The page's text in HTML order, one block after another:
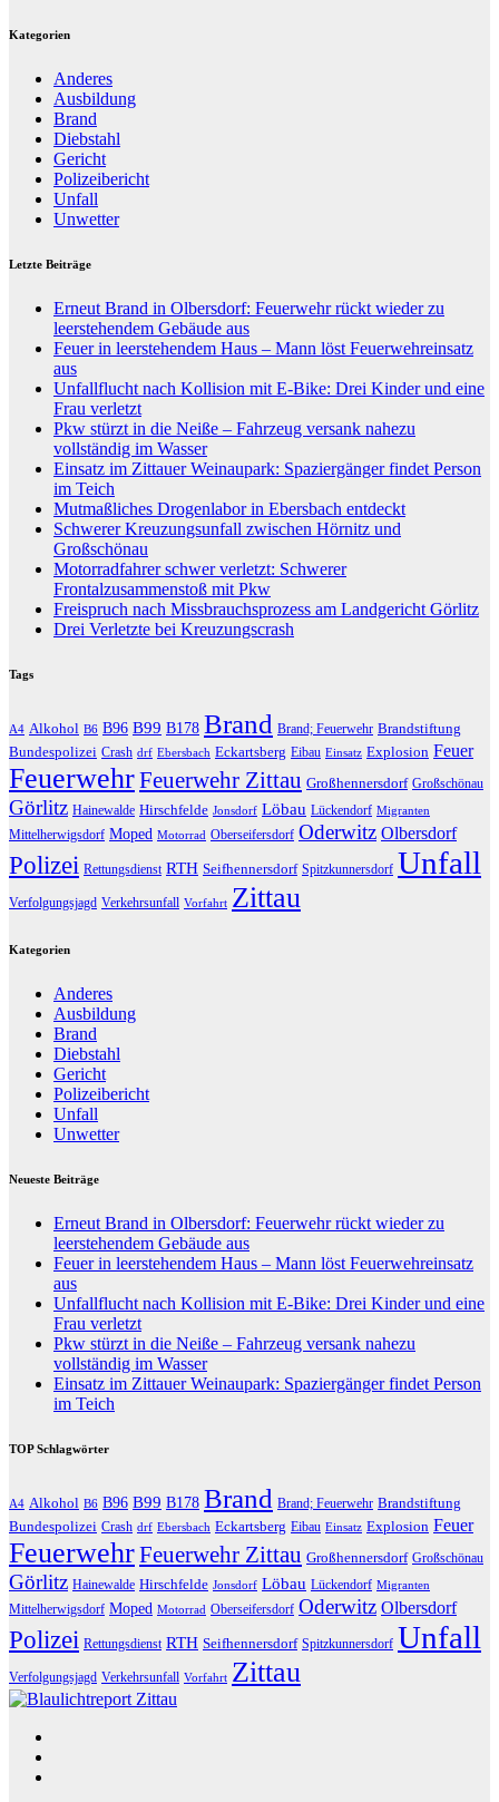
Kategorien
Anderes
Ausbildung
Brand
Diebstahl
Gericht
Polizeibericht
Unfall
Unwetter
Letzte Beiträge
Erneut Brand in Olbersdorf: Feuerwehr rückt wieder zu
leerstehendem Gebäude aus
Feuer in leerstehendem Haus – Mann löst Feuerwehreinsatz
aus
Unfallflucht nach Kollision mit E-Bike: Drei Kinder und eine
Frau verletzt
Pkw stürzt in die Neiße – Fahrzeug versank nahezu
vollständig im Wasser
Einsatz im Zittauer Weinaupark: Spaziergänger findet Person
im Teich
Mutmaßliches Drogenlabor in Ebersbach entdeckt
Schwerer Kreuzungsunfall zwischen Hörnitz und
Großschönau
Motorradfahrer schwer verletzt: Schwerer
Frontalzusammenstoß mit Pkw
Freispruch nach Missbrauchsprozess am Landgericht Görlitz
Drei Verletzte bei Kreuzungscrash
Tags
A4 Alkohol B6 B96 B99 B178 Brand Brand; Feuerwehr Brandstiftung
Bundespolizei Crash drf Ebersbach Eckartsberg Eibau Einsatz Explosion Feuer
FeuerwehrFeuerwehr Zittau Großhennersdorf Großschönau
Görlitz Hainewalde Hirschfelde Jonsdorf Löbau Lückendorf Migranten
Mittelherwigsdorf Moped Motorrad Oberseifersdorf Oderwitz Olbersdorf
Polizei Rettungsdienst RTH Seifhennersdorf Spitzkunnersdorf Unfall
Verfolgungsjagd Verkehrsunfall Vorfahrt Zittau
Kategorien
Anderes
Ausbildung
Brand
Diebstahl
Gericht
Polizeibericht
Unfall
Unwetter
Neueste Beiträge
Erneut Brand in Olbersdorf: Feuerwehr rückt wieder zu
leerstehendem Gebäude aus
Feuer in leerstehendem Haus – Mann löst Feuerwehreinsatz
aus
Unfallflucht nach Kollision mit E-Bike: Drei Kinder und eine
Frau verletzt
Pkw stürzt in die Neiße – Fahrzeug versank nahezu
vollständig im Wasser
Einsatz im Zittauer Weinaupark: Spaziergänger findet Person
im Teich
TOP Schlagwörter
A4 Alkohol B6 B96 B99 B178 Brand Brand; Feuerwehr Brandstiftung
Bundespolizei Crash drf Ebersbach Eckartsberg Eibau Einsatz Explosion Feuer
FeuerwehrFeuerwehr Zittau Großhennersdorf Großschönau
Görlitz Hainewalde Hirschfelde Jonsdorf Löbau Lückendorf Migranten
Mittelherwigsdorf Moped Motorrad Oberseifersdorf Oderwitz Olbersdorf
Polizei Rettungsdienst RTH Seifhennersdorf Spitzkunnersdorf Unfall
Verfolgungsjagd Verkehrsunfall Vorfahrt Zittau